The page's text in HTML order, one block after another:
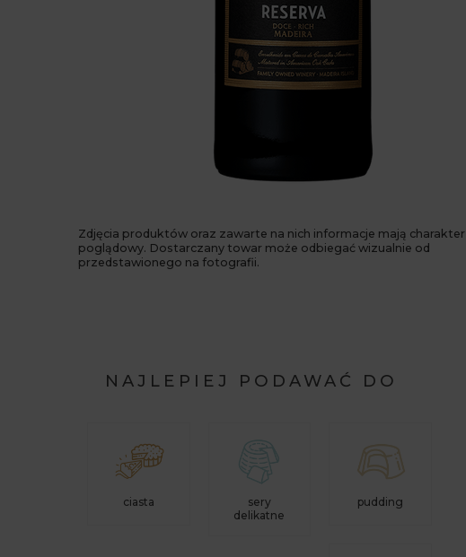
Zdjęcia produktów oraz zawarte na nich informacje mają charakter
poglądowy. Dostarczany towar może odbiegać wizualnie od
przedstawionego na fotografii.
NAJLEPIEJ PODAWAĆ DO
ciasta
sery
delikatne
pudding